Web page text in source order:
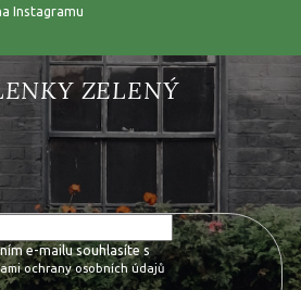
Instagramu
budeme zasílat informace o nových
e-mailu souhlasíte s
ochrany osobních údajů